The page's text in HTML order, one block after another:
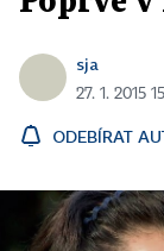
sja
27. 1. 2015
ODEBÍRAT